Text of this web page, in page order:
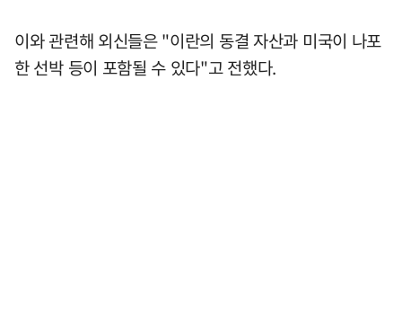
이와 관련해 외신들은 "이란의 동결 자산과 미국이 나포
한 선박 등이 포함될 수 있다"고 전했다.